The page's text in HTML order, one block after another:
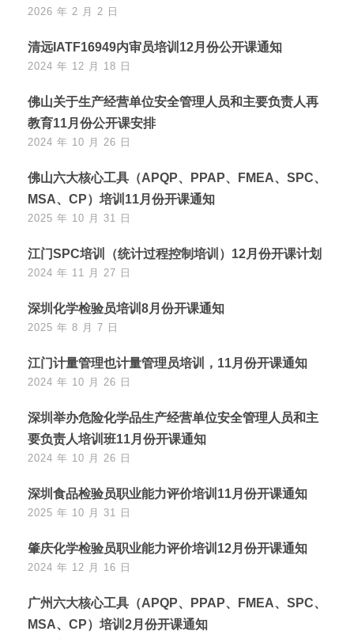
2026 年 2 月 2 日
清远IATF16949内审员培训12月份公开课通知
2024 年 12 月 18 日
佛山关于生产经营单位安全管理人员和主要负责人再
教育11月份公开课安排
2024 年 10 月 26 日
佛山六大核心工具（APQP、PPAP、FMEA、SPC、
MSA、CP）培训11月份开课通知
2025 年 10 月 31 日
江门SPC培训（统计过程控制培训）12月份开课计划
2024 年 11 月 27 日
深圳化学检验员培训8月份开课通知
2025 年 8 月 7 日
江门计量管理也计量管理员培训，11月份开课通知
2024 年 10 月 26 日
深圳举办危险化学品生产经营单位安全管理人员和主
要负责人培训班11月份开课通知
2024 年 10 月 26 日
深圳食品检验员职业能力评价培训11月份开课通知
2025 年 10 月 31 日
肇庆化学检验员职业能力评价培训12月份开课通知
2024 年 12 月 16 日
广州六大核心工具（APQP、PPAP、FMEA、SPC、
MSA、CP）培训2月份开课通知